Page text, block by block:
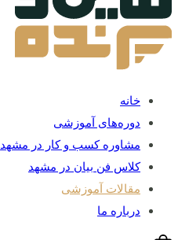
خانه
دوره‌های آموزشی
مشاوره کسب و کار در مشهد
کلاس فن بیان در مشهد
مقالات آموزشی
درباره ما